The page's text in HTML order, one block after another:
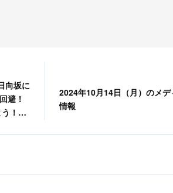
向坂に
避！
！番
2024年10月14日（月）のメデ
情報